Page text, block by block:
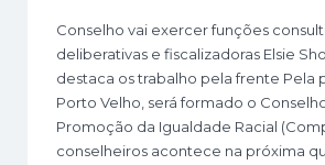
Conselho vai exercer funções
deliberativas e fiscalizadoras Elsie
destaca os trabalho pela frente Pela
Porto Velho, será formado o
Promoção da Igualdade Racial
conselheiros acontece na próxima